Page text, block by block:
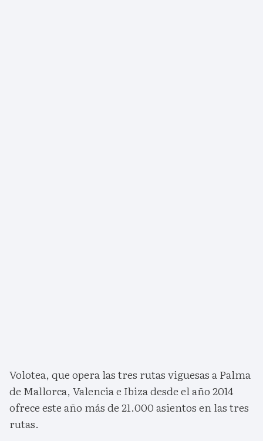
Volotea, que opera las tres rutas viguesas a Palma
de Mallorca, Valencia e Ibiza desde el año 2014
ofrece este año más de 21.000 asientos en las tres
rutas.